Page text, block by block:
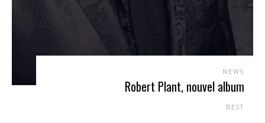
NEWS
Robert Plant, nouvel album
BEST